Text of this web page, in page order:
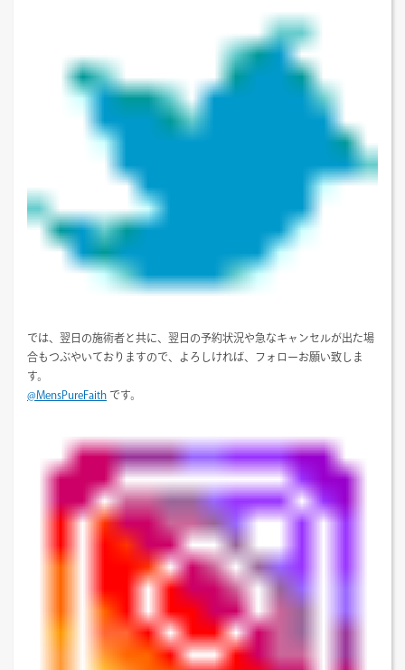
では、翌日の施術者と共に、翌日の予約状況や急なキャンセルが出た場
合もつぶやいておりますので、よろしければ、フォローお願い致しま
す。
@MensPureFaith です。